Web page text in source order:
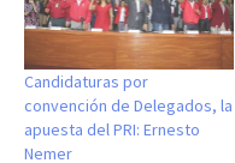
Candidaturas por
convención de Delegados, la
apuesta del PRI: Ernesto
Nemer